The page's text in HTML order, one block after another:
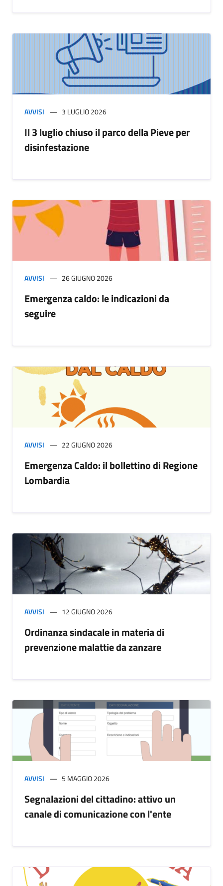
AVVISI 3 LUGLIO 2026
Il 3 luglio chiuso il parco della Pieve per
disinfestazione
AVVISI 26 GIUGNO 2026
Emergenza caldo: le indicazioni da
seguire
AVVISI 22 GIUGNO 2026
Emergenza Caldo: il bollettino di Regione
Lombardia
AVVISI 12 GIUGNO 2026
Ordinanza sindacale in materia di
prevenzione malattie da zanzare
AVVISI 5 MAGGIO 2026
Segnalazioni del cittadino: attivo un
canale di comunicazione con l'ente